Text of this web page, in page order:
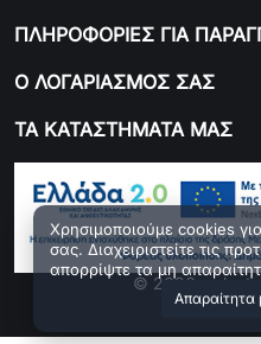
ΠΛΗΡΟΦΟΡΙΕΣ ΓΙΑ
Ο ΛΟΓΑΡΙΑΣΜΟΣ ΣΑΣ
ΤΑ ΚΑΤΑΣΤΗΜΑΤΑ ΜΑΣ
Χρησιμοποιούμε cookies
σας. Διαχειριστείτε τις
απορρίψτε τα μη
Aπαραίτητα
© 2026 -
Developed